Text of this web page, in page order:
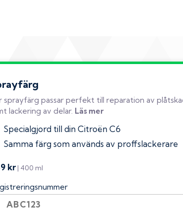
sprayfärg passar perfekt till reparation av
lackering av delar. Läs mer
Specialgjord till din Citroën C6
Samma färg som används av proffslackerare
kr | 400 ml